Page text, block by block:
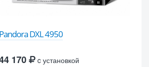
Pandora DXL 4950
170 c установкой